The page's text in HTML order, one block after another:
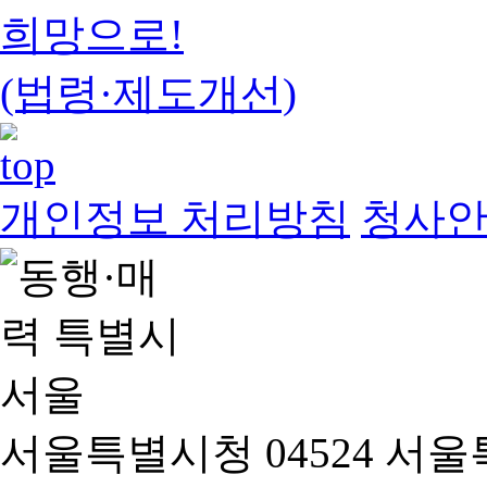
희망으로!
(법령·제도개선)
개인정보 처리방침 청사
서울특별시청 04524 서